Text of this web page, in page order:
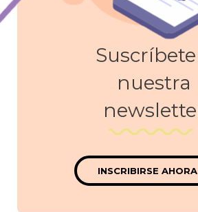
Suscríbete
nuestra
INSCRIBIRSE AHORA